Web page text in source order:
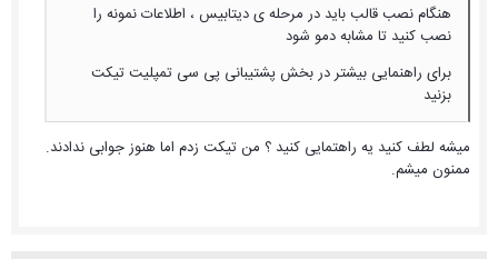
هنگام نصب قالب باید در مرحله ی دیتابیس ، اطلاعات نمونه را
نصب کنید تا مشابه دمو شود
برای راهنمایی بیشتر در بخش پشتیبانی پی سی تمپلیت تیکت
بزنید
میشه لطف کنید یه راهتمایی کنید ؟ من تیکت زدم اما هنوز جوابی ندادند.
ممنون میشم.